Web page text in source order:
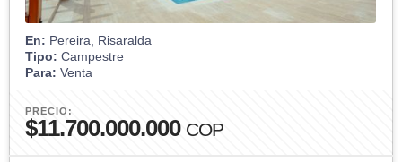
En: Pereira, Risaralda
Tipo: Campestre
Para: Venta
PRECIO:
$11.700.000.000 COP